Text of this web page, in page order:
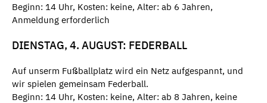
Beginn: 14 Uhr, Kosten: keine, Alter: ab 6 Jahren,
Anmeldung erforderlich
DIENSTAG, 4. AUGUST: FEDERBALL
Auf unserm Fußballplatz wird ein Netz aufgespannt, und
wir spielen gemeinsam Federball.
Beginn: 14 Uhr, Kosten: keine, Alter: ab 8 Jahren, keine